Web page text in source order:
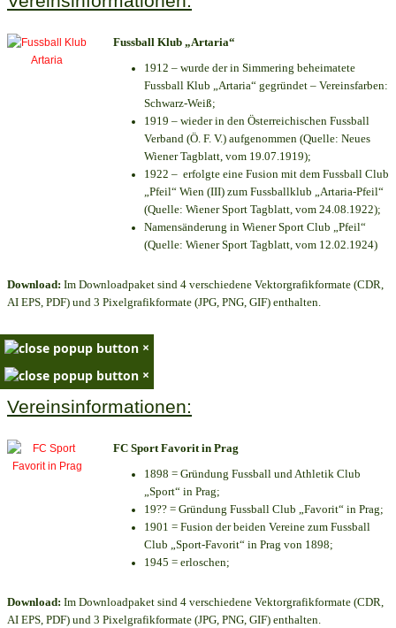
Fussball Klub „Artaria“
1912 – wurde der in Simmering beheimatete
Fussball Klub „Artaria“ gegründet – Vereinsfarben:
Schwarz-Weiß;
1919 – wieder in den Österreichischen Fussball
Verband (Ö. F. V.) aufgenommen (Quelle: Neues
Wiener Tagblatt, vom 19.07.1919);
1922 – erfolgte eine Fusion mit dem Fussball Club
„Pfeil“ Wien (III) zum Fussballklub „Artaria-Pfeil“
(Quelle: Wiener Sport Tagblatt, vom 24.08.1922);
Namensänderung in Wiener Sport Club „Pfeil“
(Quelle: Wiener Sport Tagblatt, vom 12.02.1924)
Download: Im Downloadpaket sind 4 verschiedene Vektorgrafikformate (CDR,
AI EPS, PDF) und 3 Pixelgrafikformate (JPG, PNG, GIF) enthalten.
×
×
Vereinsinformationen:
FC Sport Favorit in Prag
1898 = Gründung Fussball und Athletik Club
„Sport“ in Prag;
19?? = Gründung Fussball Club „Favorit“ in Prag;
1901 = Fusion der beiden Vereine zum Fussball
Club „Sport-Favorit“ in Prag von 1898;
1945 = erloschen;
Download: Im Downloadpaket sind 4 verschiedene Vektorgrafikformate (CDR,
AI EPS, PDF) und 3 Pixelgrafikformate (JPG, PNG, GIF) enthalten.